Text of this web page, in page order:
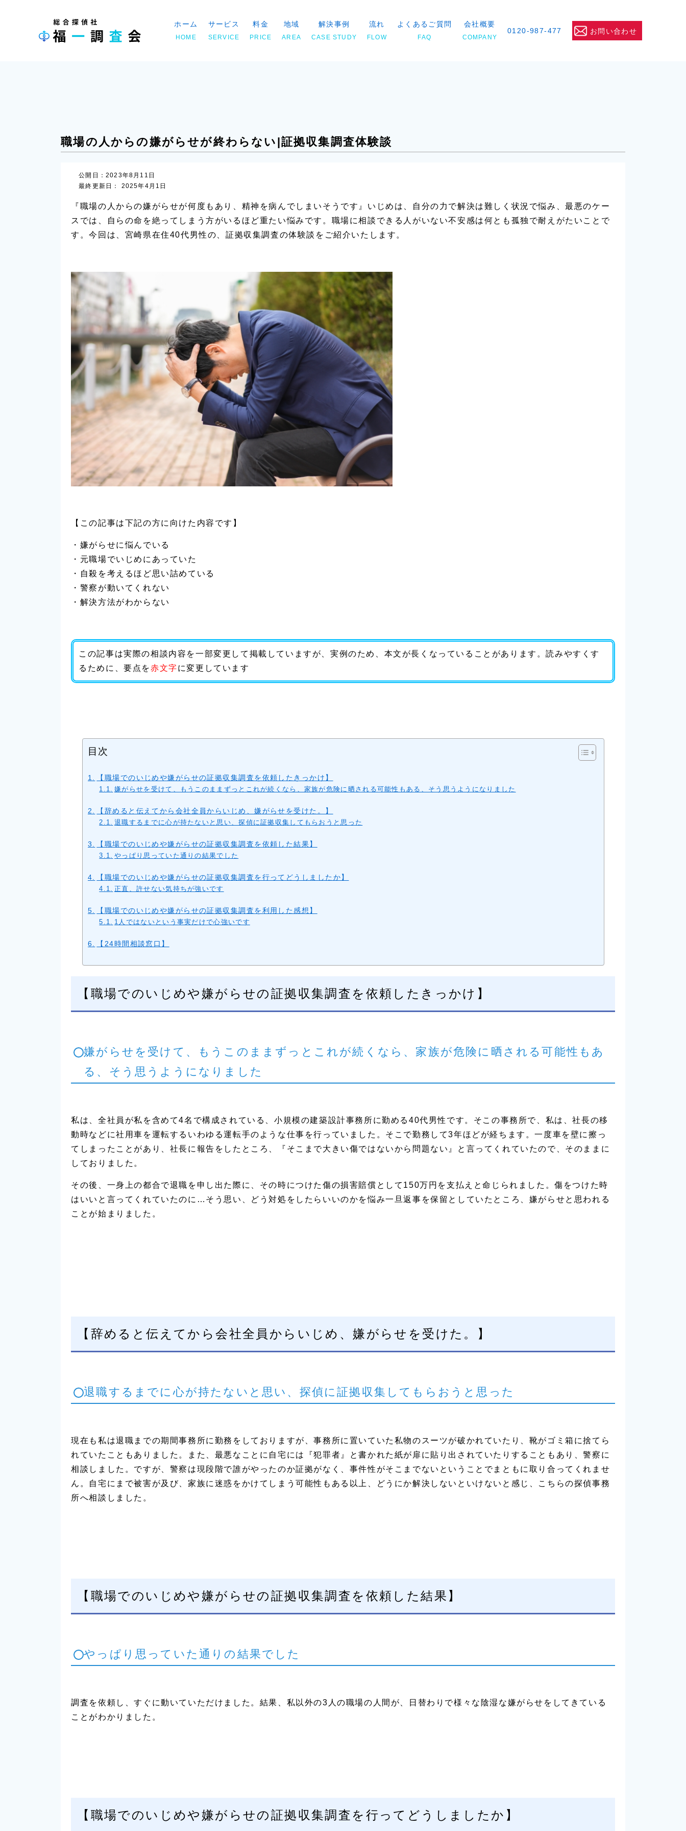
ホーム
HOME
サービス
SERVICE
料金
PRICE
地域
AREA
解決事例
CASE STUDY
流れ
FLOW
よくあるご質問
FAQ
会社概要
COMPANY
0120-987-477 お問い合わせ
職場の人からの嫌がらせが終わらない|証拠収集調査体験談
公開日：2023年8月11日
最終更新日： 2025年4月1日
『職場の人からの嫌がらせが何度もあり、精神を病んでしまいそうです』いじめは、自分の力で解決は難しく状況で悩み、最悪のケー
スでは、自らの命を絶ってしまう方がいるほど重たい悩みです。職場に相談できる人がいない不安感は何とも孤独で耐えがたいことで
す。今回は、宮崎県在住40代男性の、証拠収集調査の体験談をご紹介いたします。
【この記事は下記の方に向けた内容です】
・嫌がらせに悩んでいる
・元職場でいじめにあっていた
・自殺を考えるほど思い詰めている
・警察が動いてくれない
・解決方法がわからない
この記事は実際の相談内容を一部変更して掲載していますが、実例のため、本文が長くなっていることがあります。読みやすくす
るために、要点を赤文字に変更しています
目次
【職場でのいじめや嫌がらせの証拠収集調査を依頼したきっかけ】
嫌がらせを受けて、もうこのままずっとこれが続くなら、家族が危険に晒される可能性もある、そう思うようになりました
【辞めると伝えてから会社全員からいじめ、嫌がらせを受けた。】
退職するまでに心が持たないと思い、探偵に証拠収集してもらおうと思った
【職場でのいじめや嫌がらせの証拠収集調査を依頼した結果】
やっぱり思っていた通りの結果でした
【職場でのいじめや嫌がらせの証拠収集調査を行ってどうしましたか】
正直、許せない気持ちが強いです
【職場でのいじめや嫌がらせの証拠収集調査を利用した感想】
1人ではないという事実だけで心強いです
【24時間相談窓口】
【職場でのいじめや嫌がらせの証拠収集調査を依頼したきっかけ】
嫌がらせを受けて、もうこのままずっとこれが続くなら、家族が危険に晒される可能性もあ
る、そう思うようになりました
私は、全社員が私を含めて4名で構成されている、小規模の建築設計事務所に勤める40代男性です。そこの事務所で、私は、社長の移
動時などに社用車を運転するいわゆる運転手のような仕事を行っていました。そこで勤務して3年ほどが経ちます。一度車を壁に擦っ
てしまったことがあり、社長に報告をしたところ、『そこまで大きい傷ではないから問題ない』と言ってくれていたので、そのままに
しておりました。
その後、一身上の都合で退職を申し出た際に、その時につけた傷の損害賠償として150万円を支払えと命じられました。傷をつけた時
はいいと言ってくれていたのに…そう思い、どう対処をしたらいいのかを悩み一旦返事を保留としていたところ、嫌がらせと思われる
ことが始まりました。
【辞めると伝えてから会社全員からいじめ、嫌がらせを受けた。】
退職するまでに心が持たないと思い、探偵に証拠収集してもらおうと思った
現在も私は退職までの期間事務所に勤務をしておりますが、事務所に置いていた私物のスーツが破かれていたり、靴がゴミ箱に捨てら
れていたこともありました。また、最悪なことに自宅には『犯罪者』と書かれた紙が扉に貼り出されていたりすることもあり、警察に
相談しました。ですが、警察は現段階で誰がやったのか証拠がなく、事件性がそこまでないということでまともに取り合ってくれませ
ん。自宅にまで被害が及び、家族に迷惑をかけてしまう可能性もある以上、どうにか解決しないといけないと感じ、こちらの探偵事務
所へ相談しました。
【職場でのいじめや嫌がらせの証拠収集調査を依頼した結果】
やっぱり思っていた通りの結果でした
調査を依頼し、すぐに動いていただけました。結果、私以外の3人の職場の人間が、日替わりで様々な陰湿な嫌がらせをしてきている
ことがわかりました。
【職場でのいじめや嫌がらせの証拠収集調査を行ってどうしましたか】